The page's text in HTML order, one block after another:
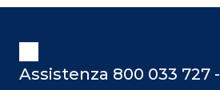
Assistenza 800 033 727 -